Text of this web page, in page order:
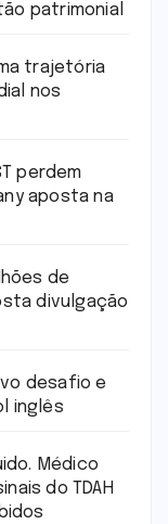
patrimonial
trajetória
nos
perdem
aposta na
de
divulgação
desafio e
inglês
Médico
do TDAH